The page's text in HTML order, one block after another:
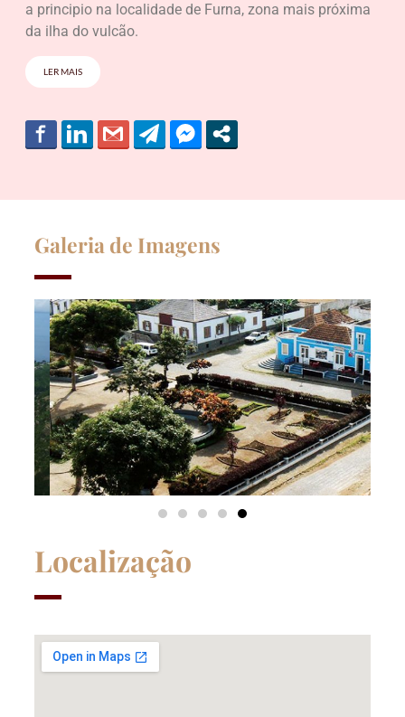
a principio na localidade de Furna, zona mais próxima
da ilha do vulcão.
LER MAIS
Galeria de Imagens
Localização